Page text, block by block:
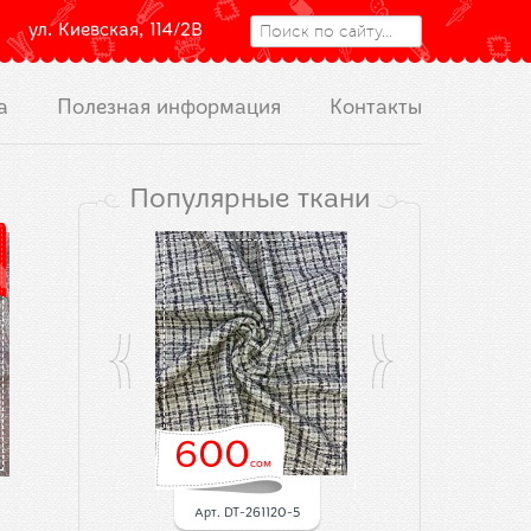
Киевская, 114/2В
Полезная информация Контакты
Популярные ткани
Арт. DT-261120-5
600сом